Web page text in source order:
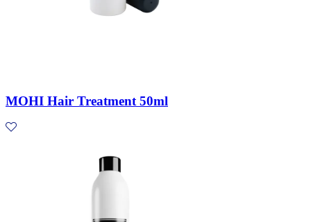
MOHI Hair Treatment 50ml